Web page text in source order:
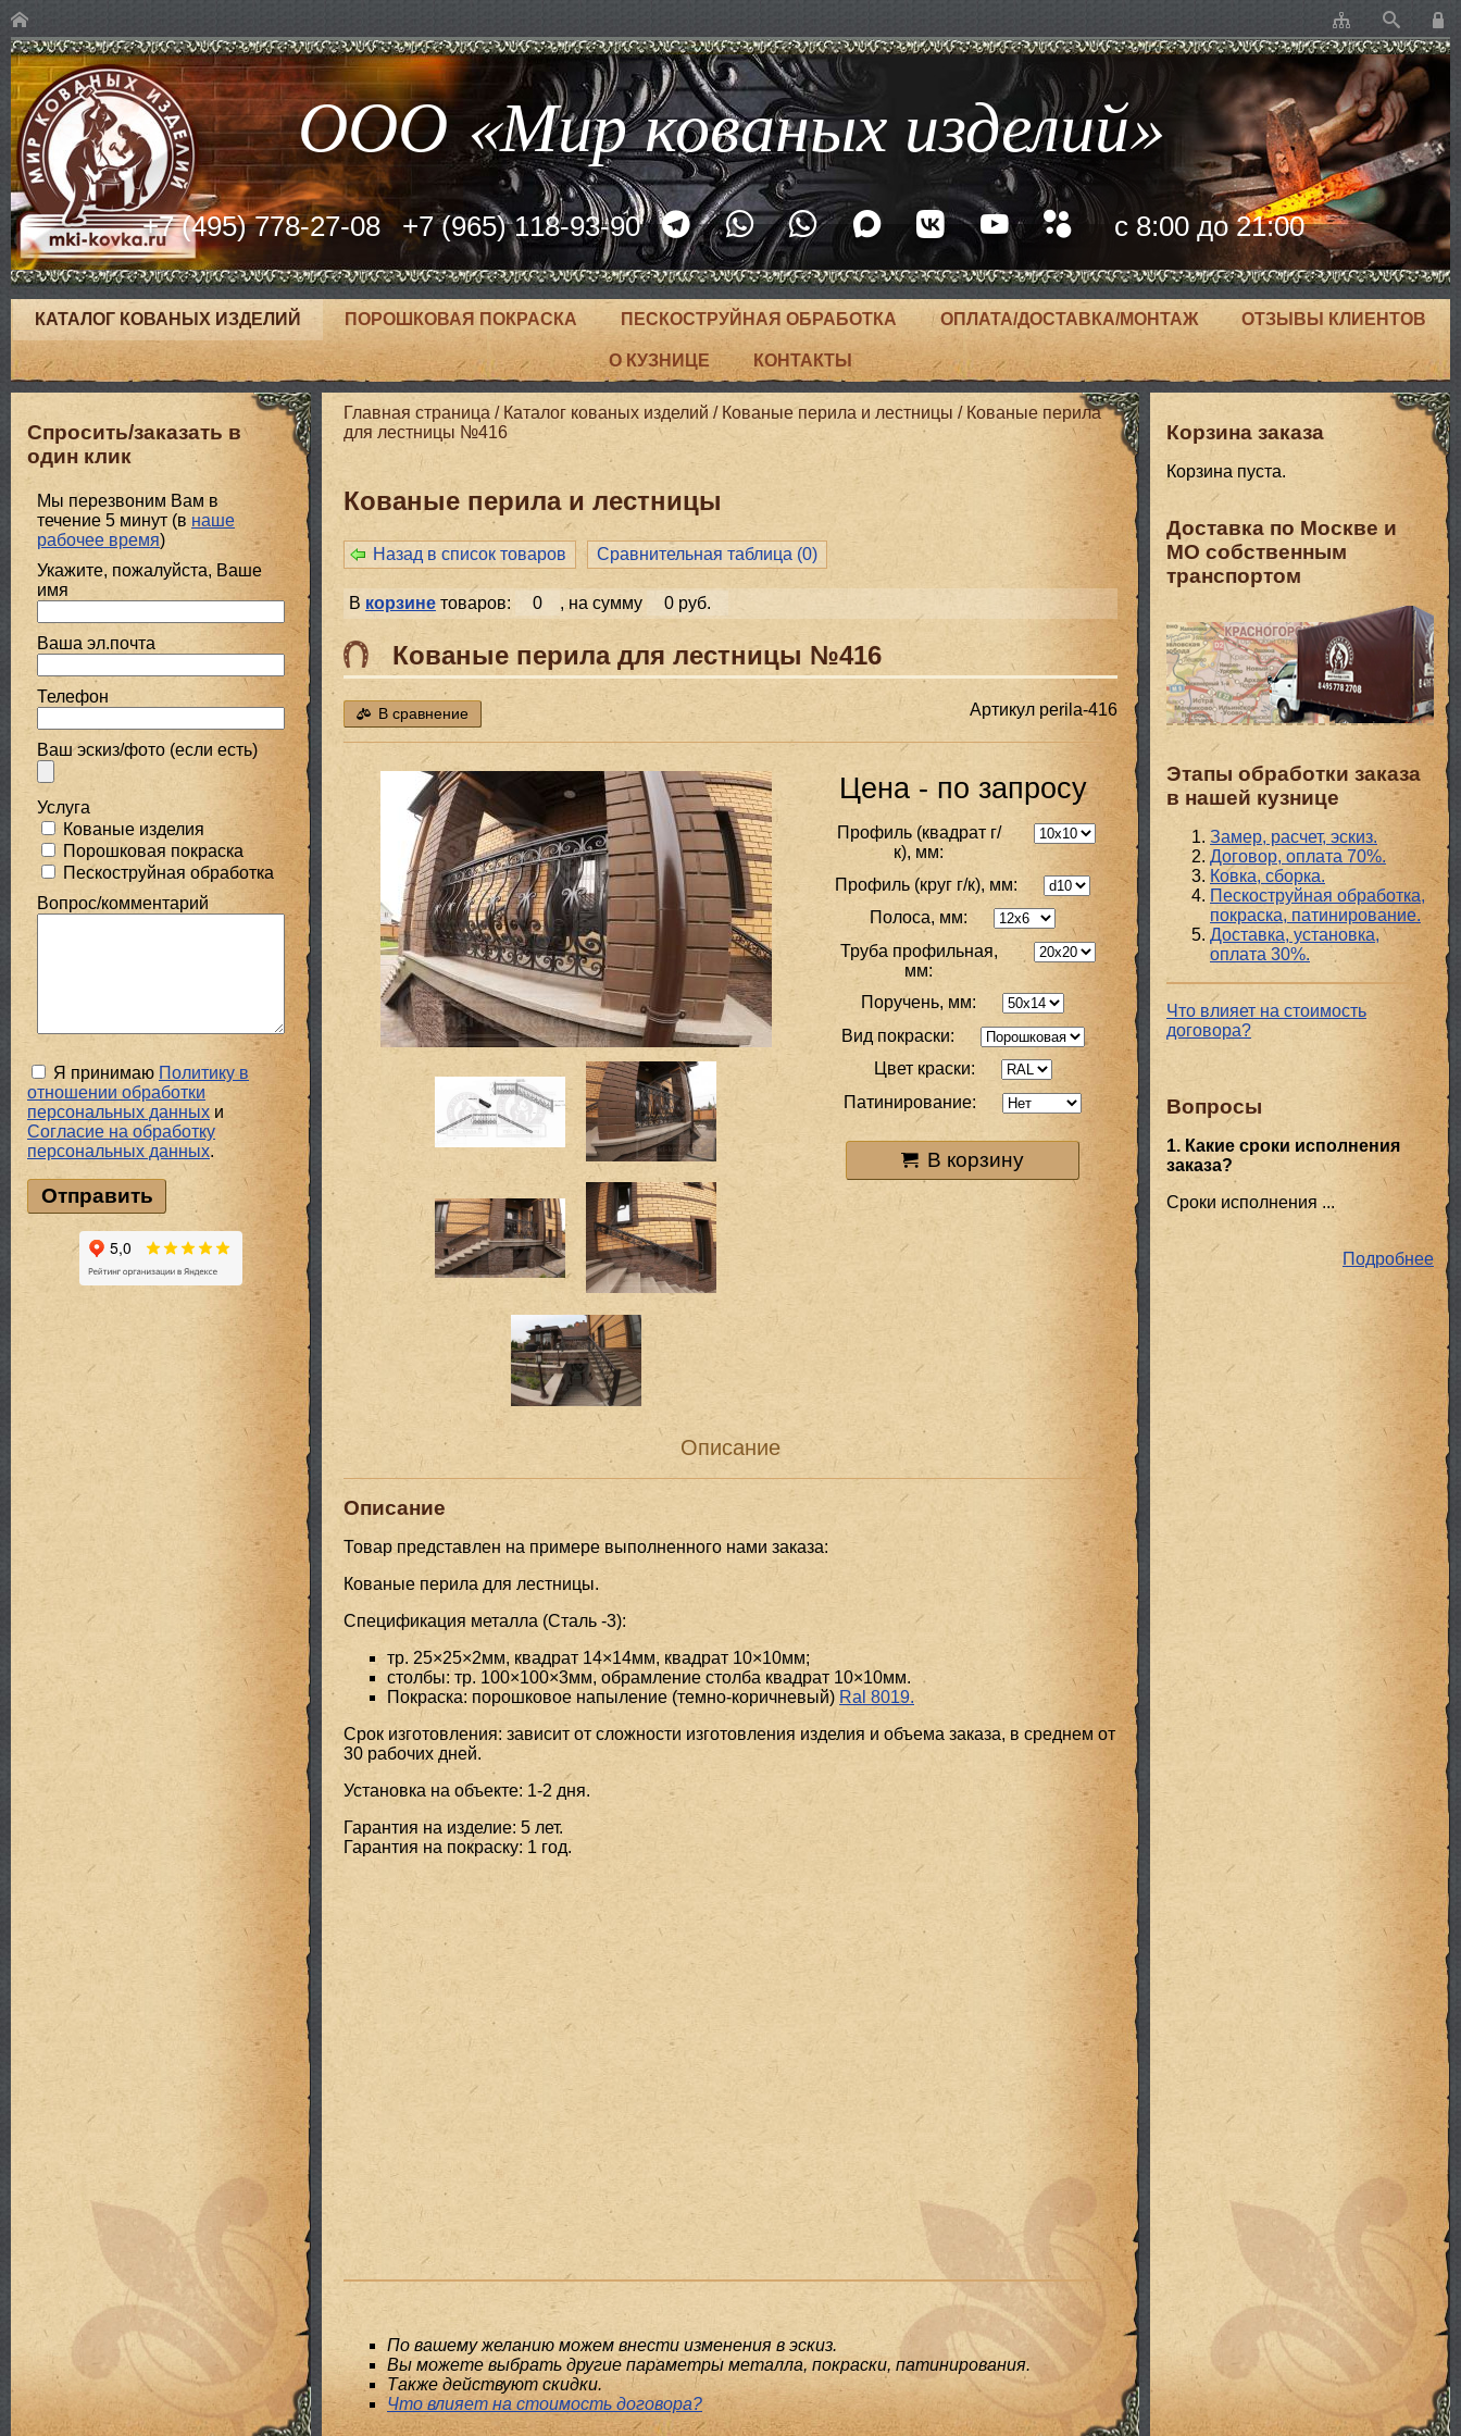
ООО «Мир кованых изделий»
+7 (495) 778-27-08 +7 (965) 118-93-90 с 8:00 до 21:00
КАТАЛОГ КОВАНЫХ ИЗДЕЛИЙ ПОРОШКОВАЯ ПОКРАСКА ПЕСКОСТРУЙНАЯ ОБРАБОТКА ОПЛАТА/ДОСТАВКА/МОНТАЖ ОТЗЫВЫ КЛИЕНТОВ
О КУЗНИЦЕ КОНТАКТЫ
Главная страница / Каталог кованых изделий / Кованые перила и лестницы / Кованые перила
для лестницы №416
Кованые перила и лестницы
Назад в список товаров Сравнительная таблица (0)
В корзинетоваров: 0 , на сумму 0 руб.
Кованые перила для лестницы №416
В сравнение Артикул perila-416
Цена - по запросу
Профиль (квадрат г/
к), мм:
Профиль (круг г/к), мм:
Полоса, мм:
Труба профильная,
мм:
Поручень, мм:
Вид покраски:
Цвет краски:
Патинирование:
В корзину
Описание
Описание
Товар представлен на примере выполненного нами заказа:
Кованые перила для лестницы.
Спецификация металла (Сталь -3):
тр. 25×25×2мм, квадрат 14×14мм, квадрат 10×10мм;
столбы: тр. 100×100×3мм, обрамление столба квадрат 10×10мм.
Покраска: порошковое напыление (темно-коричневый) Ral 8019.
Срок изготовления: зависит от сложности изготовления изделия и объема заказа, в среднем от
30 рабочих дней.
Установка на объекте: 1-2 дня.
Гарантия на изделие: 5 лет.
Гарантия на покраску: 1 год.
По вашему желанию можем внести изменения в эскиз.
Вы можете выбрать другие параметры металла, покраски, патинирования.
Также действуют скидки.
Что влияет на стоимость договора?
Спросить/заказать в
один клик
Мы перезвоним Вам в
течение 5 минут (в наше
рабочее время)
Укажите, пожалуйста, Ваше
имя
Ваша эл.почта
Телефон
Ваш эскиз/фото (если есть)
Услуга
Кованые изделия
Порошковая покраска
Пескоструйная обработка
Вопрос/комментарий
Я принимаю Политику в
отношении обработки
персональных данных и
Cогласие на обработку
персональных данных.
Корзина заказа
Корзина пуста.
Доставка по Москве и
МО собственным
транспортом
Этапы обработки заказа
в нашей кузнице
Замер, расчет, эскиз.
Договор, оплата 70%.
Ковка, сборка.
Пескоструйная обработка,
покраска, патинирование.
Доставка, установка,
оплата 30%.
Что влияет на стоимость
договора?
Вопросы
1. Какие сроки исполнения
заказа?
Сроки исполнения ...
Подробнее